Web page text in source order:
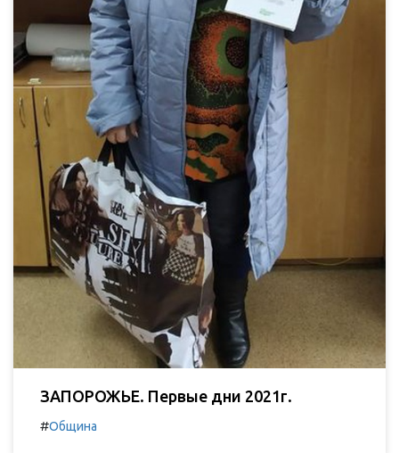
ЗАПОРОЖЬЕ. Первые дни 2021г.
#Община